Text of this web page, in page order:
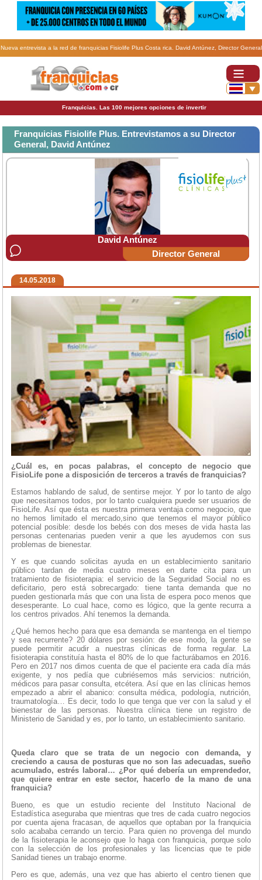
Nueva entrevista a la red de franquicias Fisiolife Plus Costa rica. David Antúnez, Director General
Franquicias. Las 100 mejores opciones de invertir
Franquicias Fisiolife Plus. Entrevistamos a su Director
General, David Antúnez
David Antúnez
Director General
14.05.2018
¿Cuál es, en pocas palabras, el concepto de negocio que
FisioLife pone a disposición de terceros a través de franquicias?
Estamos hablando de salud, de sentirse mejor. Y por lo tanto de algo
que necesitamos todos, por lo tanto cualquiera puede ser usuarios de
FisioLife. Así que ésta es nuestra primera ventaja como negocio, que
no hemos limitado el mercado,sino que tenemos el mayor público
potencial posible: desde los bebés con dos meses de vida hasta las
personas centenarias pueden venir a que les ayudemos con sus
problemas de bienestar.
Y es que cuando solicitas ayuda en un establecimiento sanitario
público tardan de media cuatro meses en darte cita para un
tratamiento de fisioterapia: el servicio de la Seguridad Social no es
deficitario, pero está sobrecargado: tiene tanta demanda que no
pueden gestionarla más que con una lista de espera poco menos que
desesperante. Lo cual hace, como es lógico, que la gente recurra a
los centros privados. Ahí tenemos la demanda.
¿Qué hemos hecho para que esa demanda se mantenga en el tiempo
y sea recurrente? 20 dólares por sesión: de ese modo, la gente se
puede permitir acudir a nuestras clínicas de forma regular. La
fisioterapia constituía hasta el 80% de lo que facturábamos en 2016.
Pero en 2017 nos dimos cuenta de que el paciente era cada día más
exigente, y nos pedía que cubriésemos más servicios: nutrición,
médicos para pasar consulta, etcétera. Así que en las clínicas hemos
empezado a abrir el abanico: consulta médica, podología, nutrición,
traumatología… Es decir, todo lo que tenga que ver con la salud y el
bienestar de las personas. Nuestra clínica tiene un registro de
Ministerio de Sanidad y es, por lo tanto, un establecimiento sanitario.
Queda claro que se trata de un negocio con demanda, y
creciendo a causa de posturas que no son las adecuadas, sueño
acumulado, estrés laboral… ¿Por qué debería un emprendedor,
que quiere entrar en este sector, hacerlo de la mano de una
franquicia?
Bueno, es que un estudio reciente del Instituto Nacional de
Estadística aseguraba que mientras que tres de cada cuatro negocios
por cuenta ajena fracasan, de aquellos que optaban por la franquicia
solo acababa cerrando un tercio. Para quien no provenga del mundo
de la fisioterapia le aconsejo que lo haga con franquicia, porque solo
con la selección de los profesionales y las licencias que te pide
Sanidad tienes un trabajo enorme.
Pero es que, además, una vez que has abierto el centro tienen que